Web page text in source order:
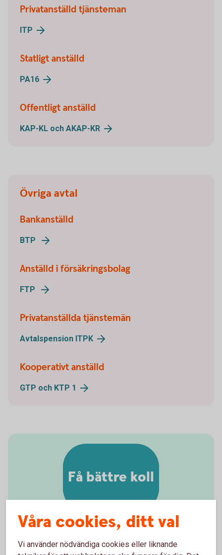
Privatanställd tjänsteman
ITP
Statligt anställd
PA16
Offentligt anställd
KAP-KL och AKAP-KR
Övriga avtal
Bankanställd
BTP
Anställd i försäkringsbolag
FTP
Privatanställda tjänstemän
Avtalspension ITPK
Kooperativt anställd
GTP och KTP 1
Få bättre koll
Våra cookies, ditt val
Vi använder nödvändiga cookies eller liknande